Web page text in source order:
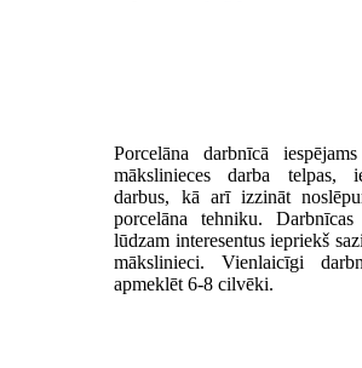
Porcelāna darbnīcā
mākslinieces darba telpas,
darbus, kā arī izzināt
porcelāna tehniku. Darbnīcas
lūdzam interesentus iepriekš
mākslinieci. Vienlaicīgi
apmeklēt 6-8 cilvēki.